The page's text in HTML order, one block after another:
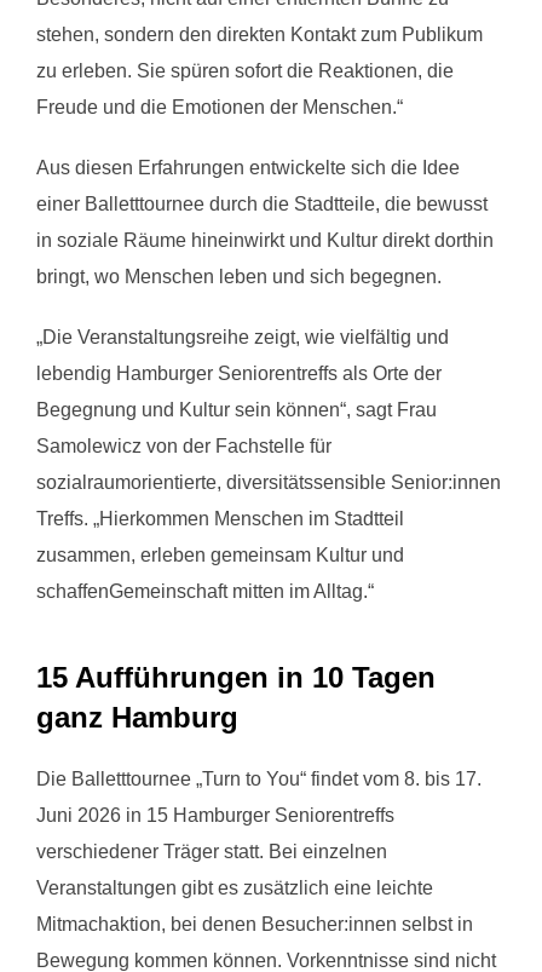
stehen, sondern den direkten Kontakt zum Publikum
zu erleben. Sie spüren sofort die Reaktionen, die
Freude und die Emotionen der Menschen.“
Aus diesen Erfahrungen entwickelte sich die Idee
einer Balletttournee durch die Stadtteile, die bewusst
in soziale Räume hineinwirkt und Kultur direkt dorthin
bringt, wo Menschen leben und sich begegnen.
„Die Veranstaltungsreihe zeigt, wie vielfältig und
lebendig Hamburger Seniorentreffs als Orte der
Begegnung und Kultur sein können“, sagt Frau
Samolewicz von der Fachstelle für
sozialraumorientierte, diversitätssensible Senior:innen
Treffs. „Hierkommen Menschen im Stadtteil
zusammen, erleben gemeinsam Kultur und
schaffenGemeinschaft mitten im Alltag.“
15 Aufführungen in 10 Tagen
ganz Hamburg
Die Balletttournee „Turn to You“ findet vom 8. bis 17.
Juni 2026 in 15 Hamburger Seniorentreffs
verschiedener Träger statt. Bei einzelnen
Veranstaltungen gibt es zusätzlich eine leichte
Mitmachaktion, bei denen Besucher:innen selbst in
Bewegung kommen können. Vorkenntnisse sind nicht